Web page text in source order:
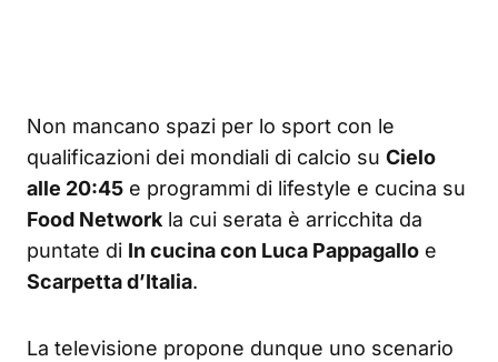
Non mancano spazi per lo sport con le
qualificazioni dei mondiali di calcio su Cielo
alle 20:45 e programmi di lifestyle e cucina su
Food Network la cui serata è arricchita da
puntate di In cucina con Luca Pappagallo e
Scarpetta d’Italia.
La televisione propone dunque uno scenario